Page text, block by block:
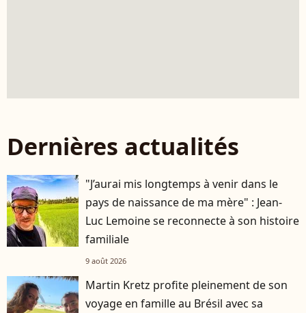
Dernières actualités
"J’aurai mis longtemps à venir dans le
pays de naissance de ma mère" : Jean-
Luc Lemoine se reconnecte à son histoire
familiale
9 août 2026
Martin Kretz profite pleinement de son
voyage en famille au Brésil avec sa